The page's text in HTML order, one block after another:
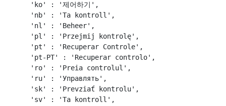
    'ko' : '제어하기',
    'nb' : 'Ta kontroll',
    'nl' : 'Beheer',
    'pl' : 'Przejmij kontrolę',
    'pt' : 'Recuperar Controle',
    'pt-PT' : 'Recuperar controlo',
    'ro' : 'Preia controlul',
    'ru' : 'Управлять',
    'sk' : 'Prevziať kontrolu',
    'sv' : 'Ta kontroll',